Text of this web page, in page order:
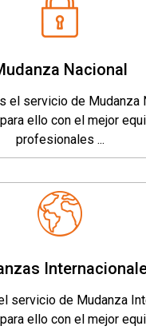
Nacional
el servicio de Mudanza
ello con el mejor
profesionales ...
servicio de Mudanza
ello con el mejor